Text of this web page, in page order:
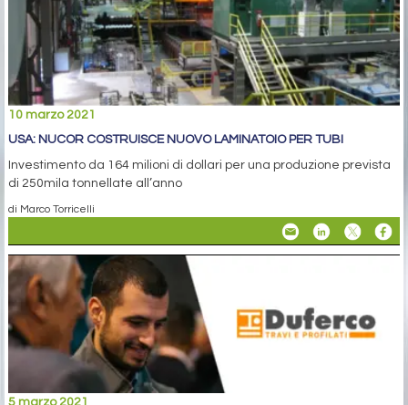
10 marzo 2021
USA: NUCOR COSTRUISCE NUOVO LAMINATOIO PER TUBI
Investimento da 164 milioni di dollari per una produzione prevista
di 250mila tonnellate all’anno
di Marco Torricelli
5 marzo 2021